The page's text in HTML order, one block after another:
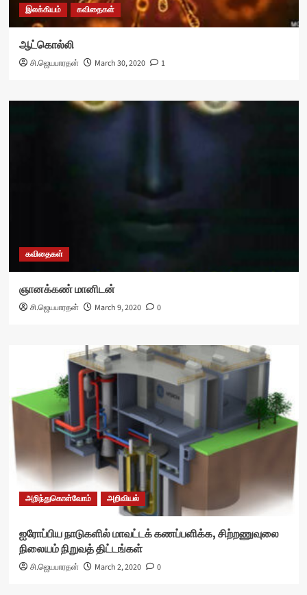
இலக்கியம் கவிதைகள்
ஆட்கொல்லி
சி.ஜெயபாரதன் March 30, 2020 1
கவிதைகள்
ஞானக்கண் மானிடன்
சி.ஜெயபாரதன் March 9, 2020 0
அறிந்துகொள்வோம் அறிவியல்
ஐரோப்பிய நாடுகளில் மாவட்டக் கணப்பளிக்க, சிற்றணுவுலை
நிலையம் நிறுவத் திட்டங்கள்
சி.ஜெயபாரதன் March 2, 2020 0